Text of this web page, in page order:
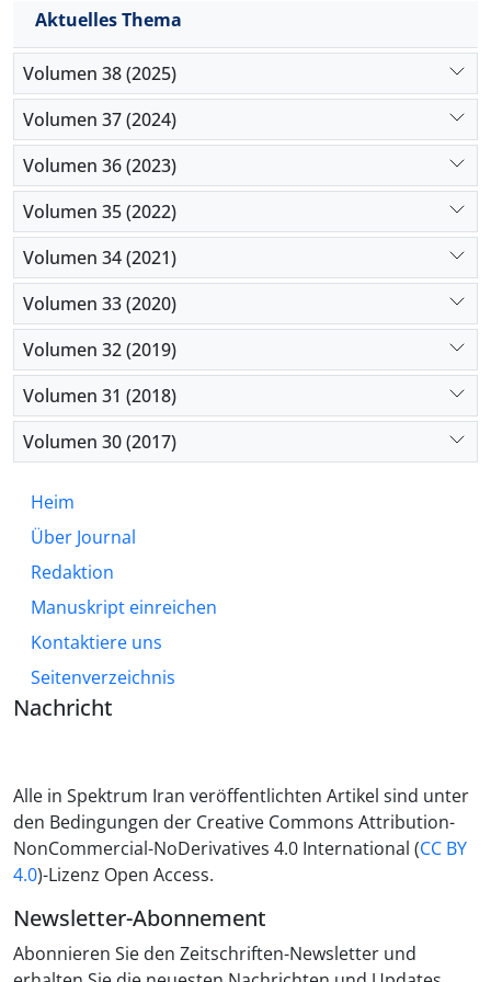
Aktuelles Thema
Volumen 38 (2025)
Volumen 37 (2024)
Volumen 36 (2023)
Volumen 35 (2022)
Volumen 34 (2021)
Volumen 33 (2020)
Volumen 32 (2019)
Volumen 31 (2018)
Volumen 30 (2017)
Heim
Über Journal
Redaktion
Manuskript einreichen
Kontaktiere uns
Seitenverzeichnis
Nachricht
Alle in Spektrum Iran veröffentlichten Artikel sind unter
den Bedingungen der Creative Commons Attribution-
NonCommercial-NoDerivatives 4.0 International (CC BY
4.0)-Lizenz Open Access.
Newsletter-Abonnement
Abonnieren Sie den Zeitschriften-Newsletter und